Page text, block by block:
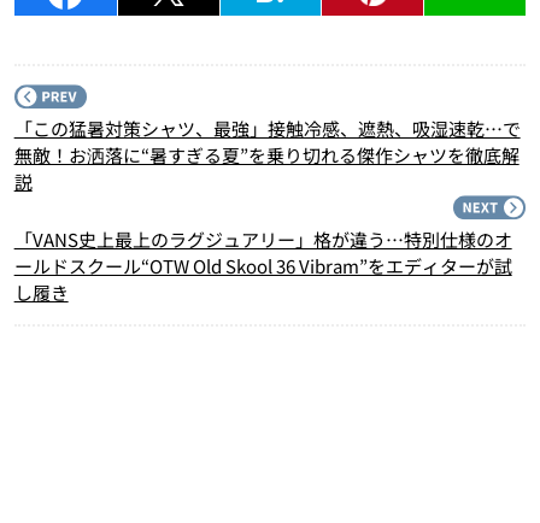
「この猛暑対策シャツ、最強」接触冷感、遮熱、吸湿速乾…で
無敵！お洒落に“暑すぎる夏”を乗り切れる傑作シャツを徹底解
説
「VANS史上最上のラグジュアリー」格が違う…特別仕様のオ
ールドスクール“OTW Old Skool 36 Vibram”をエディターが試
し履き